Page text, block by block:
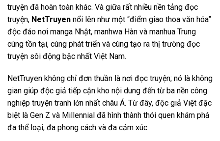
truyện đã hoàn toàn khác. Và giữa rất nhiều nền tảng đọc
truyện, NetTruyen nổi lên như một “điểm giao thoa văn hóa”
độc đáo nơi manga Nhật, manhwa Hàn và manhua Trung
cùng tồn tại, cùng phát triển và cùng tạo ra thị trường đọc
truyện sôi động bậc nhất Việt Nam.
NetTruyen không chỉ đơn thuần là nơi đọc truyện; nó là không
gian giúp độc giả tiếp cận kho nội dung đến từ ba nền công
nghiệp truyện tranh lớn nhất châu Á. Từ đây, độc giả Việt đặc
biệt là Gen Z và Millennial đã hình thành thói quen khám phá
đa thể loại, đa phong cách và đa cảm xúc.